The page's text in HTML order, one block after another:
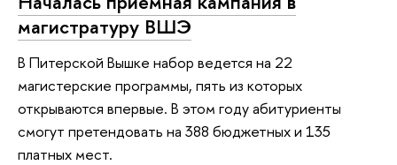
магистратуру ВШЭ
В Питерской Вышке набор ведется на 22
магистерские программы, пять из которых
открываются впервые. В этом году абитуриенты
смогут претендовать на 388 бюджетных и 135
платных мест.